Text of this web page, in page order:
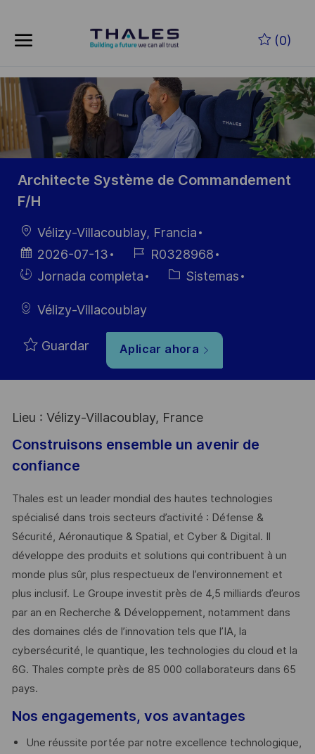
(0)
-
Architecte Système de Commandement
F/H
Ubicación
Vélizy-Villacoublay, Francia
Fecha de
publicación
2026-07-13
ID de
empleo
R0328968
HiringJornada completa Categoría
Sistemas
Vélizy-Villacoublay
Guardar Aplicar ahora
Lieu : Vélizy-Villacoublay, France
Construisons ensemble un avenir de
confiance
Thales est un leader mondial des hautes technologies
spécialisé dans trois secteurs d’activité : Défense &
Sécurité, Aéronautique & Spatial, et Cyber & Digital. Il
développe des produits et solutions qui contribuent à un
monde plus sûr, plus respectueux de l’environnement et
plus inclusif. Le Groupe investit près de 4,5 milliards d’euros
par an en Recherche & Développement, notamment dans
des domaines clés de l’innovation tels que l’IA, la
cybersécurité, le quantique, les technologies du cloud et la
6G. Thales compte près de 85 000 collaborateurs dans 65
pays. ​
Nos engagements, vos avantages
Une réussite portée par notre excellence technologique,